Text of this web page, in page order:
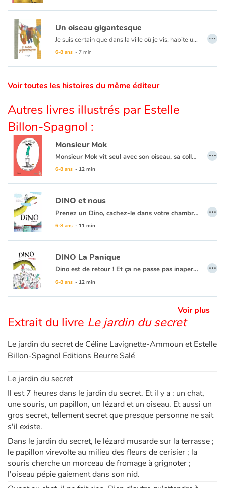
Émotions et sentiments
Formats et illustrations
Catalogue anglais
Aide
Accueil
Famille
Écoles
Médiathèques
Vidéos & Tutoriaux
Blog
Actualités
Par thématique
Contes d'ici et d'ailleurs
Autour de la lecture
Apprendre à lire
Livre audio
Un oiseau gigantesque
Je suis certain que dans la ville où je vis, habite un animal gigantesque...
6-8 ans - 7 min
…
Voir toutes les histoires du même éditeur
Autres livres illustrés par Estelle
Billon-Spagnol :
Monsieur Mok
Monsieur Mok vit seul avec son oiseau, sa collection de boîtes et son arbre. Il a décidé de ne plus sortir de chez lui. Jusqu’au jour où…
6-8 ans - 12 min
…
DINO et nous
Prenez un Dino, cachez-le dans votre chambre et tout devient géant... Surtout les bêtises !
Retrouvez le second tome :
6-8 ans - 11 min
…
DINO La Panique
Dino est de retour ! Et ça ne passe pas inaperçu, évidemment. La terre tremble, les arbres virevoltent et tout le monde court. Mais soudain Dino tombe raid dans le parc. Il ne bouge plus...
Retrouvez le premier tome ici :
6-8 ans - 12 min
…
Voir plus
Extrait du livre Le jardin du secret
Le jardin du secret de Céline Lavignette-Ammoun et Estelle
Billon-Spagnol Editions Beurre Salé
Le jardin du secret
Il est 7 heures dans le jardin du secret. Et il y a : un chat,
une souris, un papillon, un lézard et un oiseau. Et aussi un
gros secret, tellement secret que presque personne ne sait
s'il existe.
Dans le jardin du secret, le lézard musarde sur la terrasse ;
le papillon virevolte au milieu des fleurs de cerisier ; la
souris cherche un morceau de fromage à grignoter ;
l'oiseau pépie gaiement dans son nid.